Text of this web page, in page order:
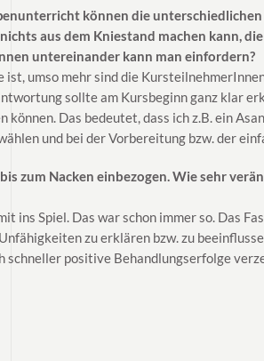
können die
aus dem Kniestand machen kann,
untereinander kann man einfordern?
umso mehr sind die
sollte am Kursbeginn ganz klar
Das bedeutet, dass ich z.B. ein
und bei der Vorbereitung bzw. der
zum Nacken einbezogen. Wie sehr
ins Spiel. Das war schon immer so. Das
zu erklären bzw. zu
schneller positive Behandlungserfolge